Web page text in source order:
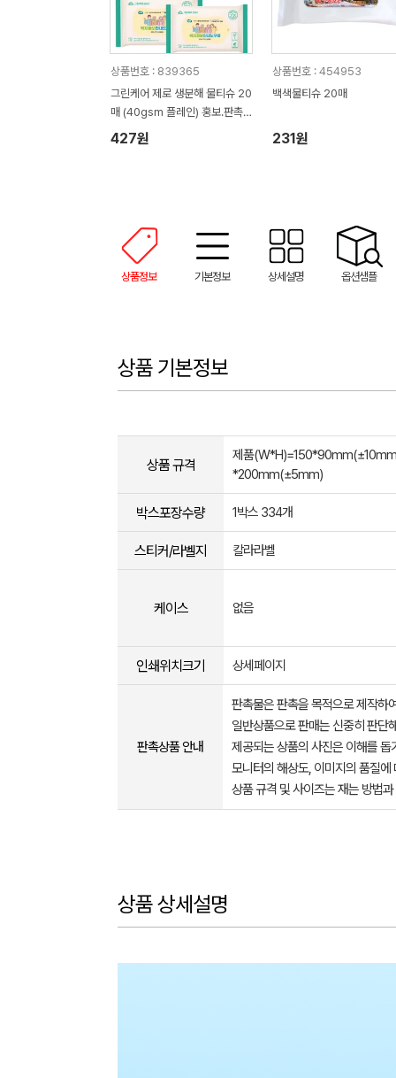
상품번호 : 839365
그린케어 제로 생분해 물티슈 20
매 (40gsm 플레인) 홍보.판촉
용 물티슈
427원
상품번호 : 454953
백색물티슈 20매
231원
상품정보 기본정보 상세설명 옵션샘플
상품 기본정보
상품 규격
제품
*200mm(±5mm)
박스포장수량 1박스 334개
스티커/라벨지 칼라라벨
케이스 없음
인쇄위치크기 상세페이지
판촉상품 안내
판촉물은 판촉을 목적으로 제작하
일반상품으로 판매는 신중히 판단
제공되는 상품의 사진은 이해를
모니터의 해상도, 이미지의 품질
상품 규격 및 사이즈는 재는 방법
상품 상세설명